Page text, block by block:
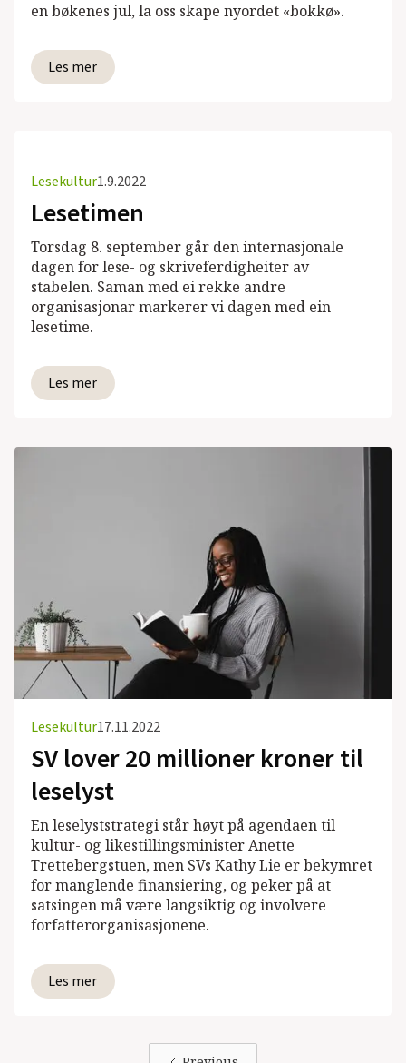
en bøkenes jul, la oss skape nyordet «bokkø».
Les mer
Lesekultur1.9.2022
Lesetimen
Torsdag 8. september går den internasjonale
dagen for lese- og skriveferdigheiter av
stabelen. Saman med ei rekke andre
organisasjonar markerer vi dagen med ein
lesetime.
Les mer
Lesekultur17.11.2022
SV lover 20 millioner kroner til
leselyst
En leselyststrategi står høyt på agendaen til
kultur- og likestillingsminister Anette
Trettebergstuen, men SVs Kathy Lie er bekymret
for manglende finansiering, og peker på at
satsingen må være langsiktig og involvere
forfatterorganisasjonene.
Les mer